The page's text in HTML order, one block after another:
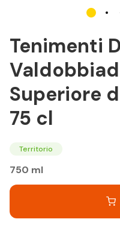
Tenimenti
Superiore
75 cl
Territorio
750 ml